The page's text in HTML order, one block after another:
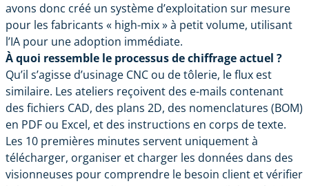
avons donc créé un système d’exploitation sur mesure
pour les fabricants « high-mix » à petit volume, utilisant
l’IA pour une adoption immédiate.
À quoi ressemble le processus de chiffrage actuel ?
Qu’il s’agisse d’usinage CNC ou de tôlerie, le flux est
similaire. Les ateliers reçoivent des e-mails contenant
des fichiers CAD, des plans 2D, des nomenclatures (BOM)
en PDF ou Excel, et des instructions en corps de texte.
Les 10 premières minutes servent uniquement à
télécharger, organiser et charger les données dans des
visionneuses pour comprendre le besoin client et vérifier